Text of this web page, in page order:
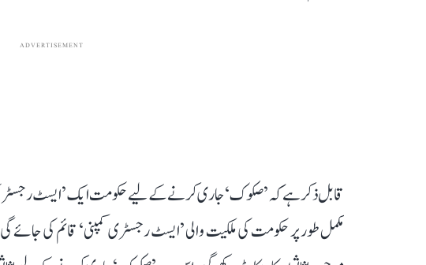
ADVERTISEMENT
قابل ذکر ہے کہ ’صکوک‘ جاری کرنے کے لیے حکومت ایک ’ایسٹ رجسٹر
مکمل طور پر حکومت کی ملکیت والی ’ایسٹ رجسٹری کمپنی‘ قائم کی